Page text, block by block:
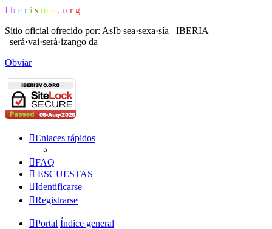
I b e r i s m o . o r g
Sitio oficial ofrecido por: AsIb sea·sexa·sía IBERIA
será·vai·serà·izango da
Obviar
Enlaces rápidos
FAQ
ESCUESTAS
Identificarse
Registrarse
Portal Índice general